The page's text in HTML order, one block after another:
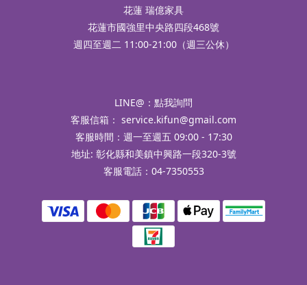
花蓮 瑞億家具
花蓮市國強里中央路四段468號
週四至週二 11:00-21:00（週三公休）
LINE@： 點我詢問
客服信箱： service.kifun@gmail.com
客服時間：週一至週五 09:00 - 17:30
地址: 彰化縣和美鎮中興路一段320-3號
客服電話：04-7350553